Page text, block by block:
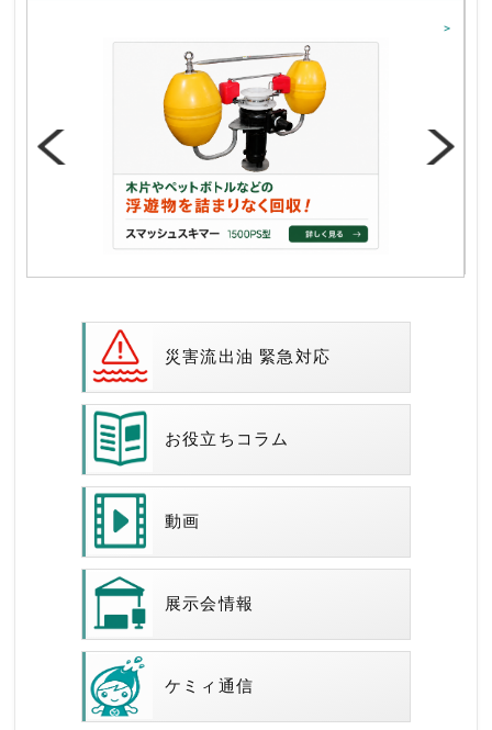
災害流出油 緊急対応
お役立ちコラム
動画
展示会情報
ケミィ通信